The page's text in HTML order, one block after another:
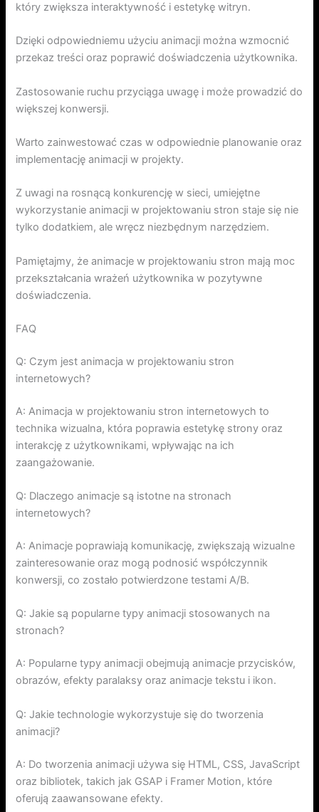
który zwiększa interaktywność i estetykę witryn.
Dzięki odpowiedniemu użyciu animacji można wzmocnić
przekaz treści oraz poprawić doświadczenia użytkownika.
Zastosowanie ruchu przyciąga uwagę i może prowadzić do
większej konwersji.
Warto zainwestować czas w odpowiednie planowanie oraz
implementację animacji w projekty.
Z uwagi na rosnącą konkurencję w sieci, umiejętne
wykorzystanie animacji w projektowaniu stron staje się nie
tylko dodatkiem, ale wręcz niezbędnym narzędziem.
Pamiętajmy, że animacje w projektowaniu stron mają moc
przekształcania wrażeń użytkownika w pozytywne
doświadczenia.
FAQ
Q: Czym jest animacja w projektowaniu stron
internetowych?
A: Animacja w projektowaniu stron internetowych to
technika wizualna, która poprawia estetykę strony oraz
interakcję z użytkownikami, wpływając na ich
zaangażowanie.
Q: Dlaczego animacje są istotne na stronach
internetowych?
A: Animacje poprawiają komunikację, zwiększają wizualne
zainteresowanie oraz mogą podnosić współczynnik
konwersji, co zostało potwierdzone testami A/B.
Q: Jakie są popularne typy animacji stosowanych na
stronach?
A: Popularne typy animacji obejmują animacje przycisków,
obrazów, efekty paralaksy oraz animacje tekstu i ikon.
Q: Jakie technologie wykorzystuje się do tworzenia
animacji?
A: Do tworzenia animacji używa się HTML, CSS, JavaScript
oraz bibliotek, takich jak GSAP i Framer Motion, które
oferują zaawansowane efekty.